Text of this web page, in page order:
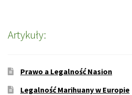
Artykuły:
Prawo a Legalność Nasion
Legalność Marihuany w Europie